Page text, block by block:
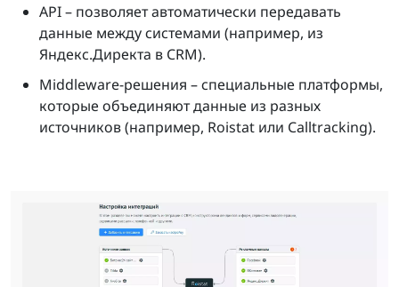
API – позволяет автоматически передавать
данные между системами (например, из
Яндекс.Директа в CRM).
Middleware-решения – специальные платформы,
которые объединяют данные из разных
источников (например, Roistat или Calltracking).